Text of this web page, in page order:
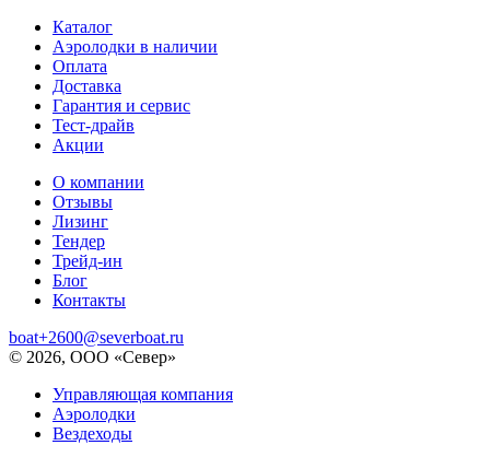
Каталог
Аэролодки в наличии
Оплата
Доставка
Гарантия и сервис
Тест-драйв
Акции
О компании
Отзывы
Лизинг
Тендер
Трейд-ин
Блог
Контакты
boat+2600@severboat.ru
© 2026, ООО «Север»
Управляющая компания
Аэролодки
Вездеходы